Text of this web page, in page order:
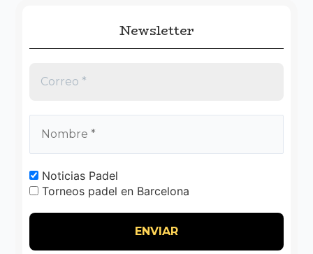
Newsletter
Noticias Padel
Torneos padel en Barcelona